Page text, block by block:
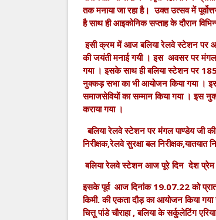
तक मनाया जा रहा है। उक्त उत्सव में
है साथ ही आइकोनिक सप्ताह के दौरान
इसी क्रम में आज बलिया रेलवे स्टेशन पर
की जयंती मनाई गयी । इस अवसर पर
गया । इसके साथ ही बलिया स्टेशन पर
नुक्कड़ सभा का भी आयोजन किया गया । इस
समाजसेवियों का सम्मान किया गया । इस
कराया गया ।
बलिया रेलवे स्टेशन पर मंगल पाण्डेय जी
निरीक्षक,रेलवे सुरक्षा बल
बलिया रेलवे स्टेशन आज पूरे दिन देश प्रेम
इसके पूर्व आज दिनांक 19.07.22 को
किमी. की एकता दौड़ का आयोजन किया
चित्तू पांडे चौराहा , बलिया के सर्कुलेटिंग